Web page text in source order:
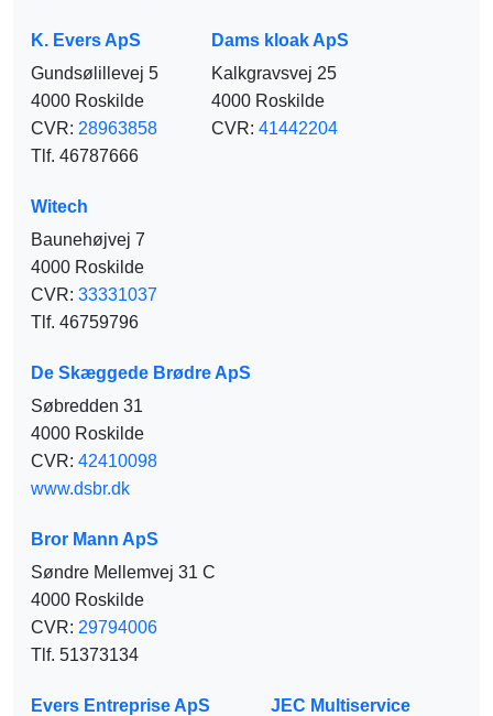
K. Evers ApS
Gundsølillevej 5
4000 Roskilde
CVR: 28963858
Tlf. 46787666
Dams kloak ApS
Kalkgravsvej 25
4000 Roskilde
CVR: 41442204
Witech
Baunehøjvej 7
4000 Roskilde
CVR: 33331037
Tlf. 46759796
De Skæggede Brødre ApS
Søbredden 31
4000 Roskilde
CVR: 42410098
www.dsbr.dk
Bror Mann ApS
Søndre Mellemvej 31 C
4000 Roskilde
CVR: 29794006
Tlf. 51373134
Evers Entreprise ApS
JEC Multiservice